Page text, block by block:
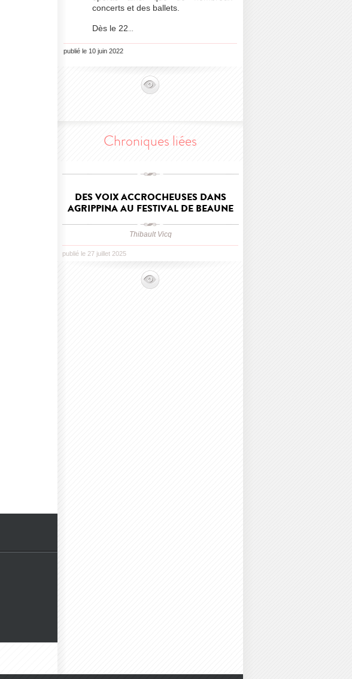
concerts et des ballets.
Dès le 22 …
publié le 10 juin 2022
Chroniques liées
DES VOIX ACCROCHEUSES DANS
AGRIPPINA AU FESTIVAL DE BEAUNE
Thibault Vicq
publié le 27 juillet 2025